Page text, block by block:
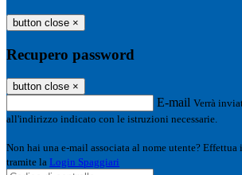
button close ×
Recupero password
button close ×
E-mail Verrà
all'indirizzo indicato con le istruzioni necessarie.
Non hai una e-mail associata al nome utente? Effettua
tramite la Login Spaggiari